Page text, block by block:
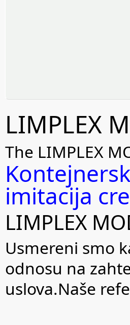
LIMPLEX
The LIMPLEX
imitacija
LIMPLEX
Usmereni smo
odnosu na
uslova.Naše